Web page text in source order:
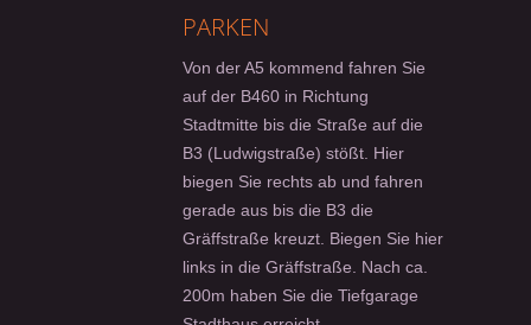
PARKEN
Von der A5 kommend fahren Sie
auf der B460 in Richtung
Stadtmitte bis die Straße auf die
B3 (Ludwigstraße) stößt. Hier
biegen Sie rechts ab und fahren
gerade aus bis die B3 die
Gräffstraße kreuzt. Biegen Sie hier
links in die Gräffstraße. Nach ca.
200m haben Sie die Tiefgarage